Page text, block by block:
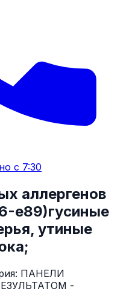
с 7:30
аллергенов
e89)гусиные
утиные
ПАНЕЛИ
-